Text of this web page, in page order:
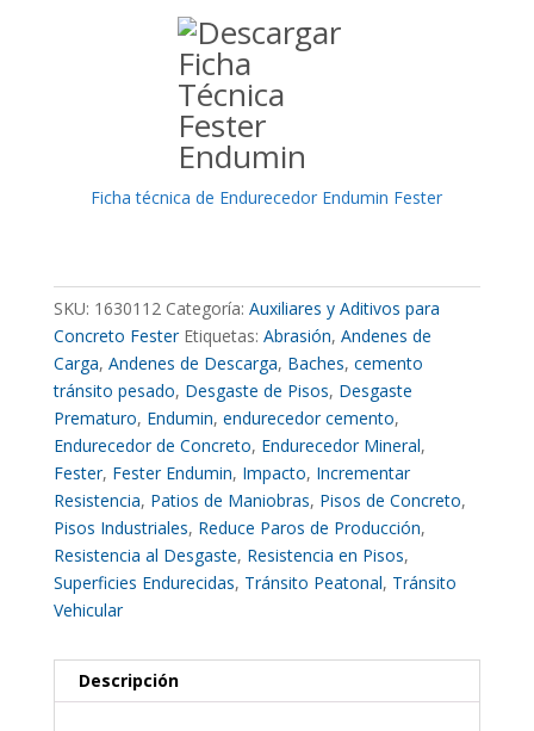
Ficha técnica de Endurecedor Endumin Fester
SKU: 1630112 Categoría: Auxiliares y Aditivos para
Concreto Fester Etiquetas: Abrasión, Andenes de
Carga, Andenes de Descarga, Baches, cemento
tránsito pesado, Desgaste de Pisos, Desgaste
Prematuro, Endumin, endurecedor cemento,
Endurecedor de Concreto, Endurecedor Mineral,
Fester, Fester Endumin, Impacto, Incrementar
Resistencia, Patios de Maniobras, Pisos de Concreto,
Pisos Industriales, Reduce Paros de Producción,
Resistencia al Desgaste, Resistencia en Pisos,
Superficies Endurecidas, Tránsito Peatonal, Tránsito
Vehicular
Descripción